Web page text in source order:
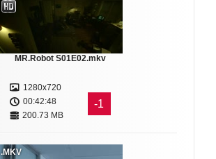
MR.Robot S01E02.mkv
1280x720
00:42:48
200.73 MB
-1
.MKV